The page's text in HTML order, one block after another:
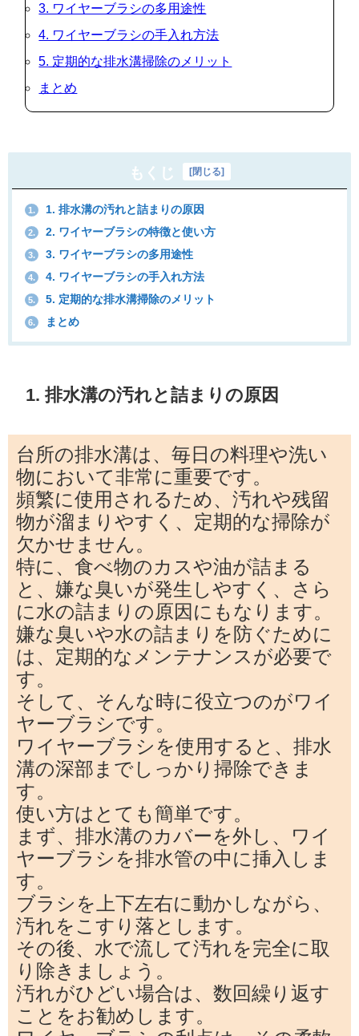
3. ワイヤーブラシの多用途性
4. ワイヤーブラシの手入れ方法
5. 定期的な排水溝掃除のメリット
まとめ
もくじ [閉じる]
1. 1. 排水溝の汚れと詰まりの原因
2. 2. ワイヤーブラシの特徴と使い方
3. 3. ワイヤーブラシの多用途性
4. 4. ワイヤーブラシの手入れ方法
5. 5. 定期的な排水溝掃除のメリット
6. まとめ
1. 排水溝の汚れと詰まりの原因
台所の排水溝は、毎日の料理や洗い
物において非常に重要です。
頻繁に使用されるため、汚れや残留
物が溜まりやすく、定期的な掃除が
欠かせません。
特に、食べ物のカスや油が詰まる
と、嫌な臭いが発生しやすく、さら
に水の詰まりの原因にもなります。
嫌な臭いや水の詰まりを防ぐために
は、定期的なメンテナンスが必要で
す。
そして、そんな時に役立つのがワイ
ヤーブラシです。
ワイヤーブラシを使用すると、排水
溝の深部までしっかり掃除できま
す。
使い方はとても簡単です。
まず、排水溝のカバーを外し、ワイ
ヤーブラシを排水管の中に挿入しま
す。
ブラシを上下左右に動かしながら、
汚れをこすり落とします。
その後、水で流して汚れを完全に取
り除きましょう。
汚れがひどい場合は、数回繰り返す
ことをお勧めします。